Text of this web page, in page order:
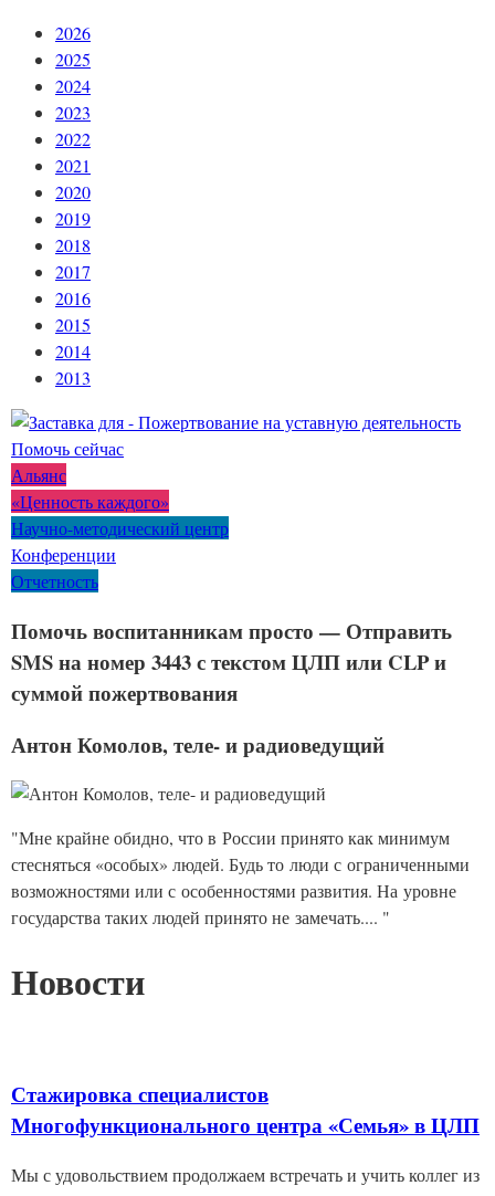
2026
2025
2024
2023
2022
2021
2020
2019
2018
2017
2016
2015
2014
2013
Помочь сейчас
Альянс
«Ценность каждого»
Научно-методический центр
Конференции
Отчетность
Помочь воспитанникам просто — Отправить
SMS на номер 3443 с текстом ЦЛП или CLP и
суммой пожертвования
Антон Комолов, теле- и радиоведущий
"Мне крайне обидно, что в России принято как минимум
стесняться «особых» людей. Будь то люди с ограниченными
возможностями или с особенностями развития. На уровне
государства таких людей принято не замечать.... "
Новости
Стажировка специалистов
Многофункционального центра «Семья» в ЦЛП
Мы с удовольствием продолжаем встречать и учить коллег из